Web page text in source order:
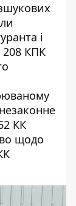
і
208 КПК
КК
щодо